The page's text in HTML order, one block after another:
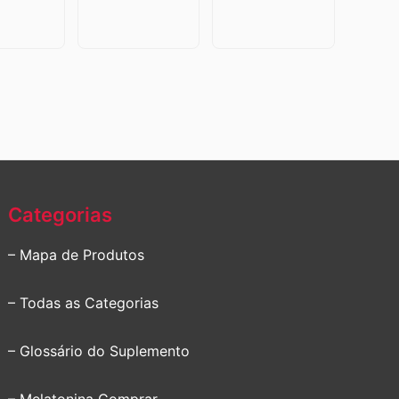
Categorias
– Mapa de Produtos
– Todas as Categorias
– Glossário do Suplemento